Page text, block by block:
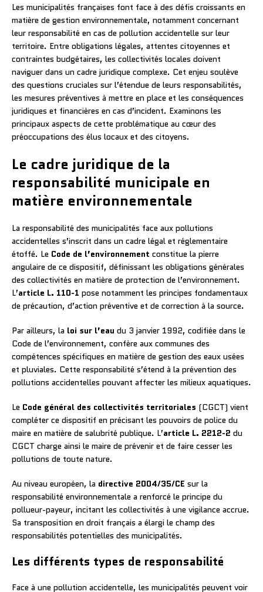
Les municipalités françaises font face à des défis croissants en
matière de gestion environnementale, notamment concernant
leur responsabilité en cas de pollution accidentelle sur leur
territoire. Entre obligations légales, attentes citoyennes et
contraintes budgétaires, les collectivités locales doivent
naviguer dans un cadre juridique complexe. Cet enjeu soulève
des questions cruciales sur l’étendue de leurs responsabilités,
les mesures préventives à mettre en place et les conséquences
juridiques et financières en cas d’incident. Examinons les
principaux aspects de cette problématique au cœur des
préoccupations des élus locaux et des citoyens.
Le cadre juridique de la
responsabilité municipale en
matière environnementale
La responsabilité des municipalités face aux pollutions
accidentelles s’inscrit dans un cadre légal et réglementaire
étoffé. Le Code de l’environnement constitue la pierre
angulaire de ce dispositif, définissant les obligations générales
des collectivités en matière de protection de l’environnement.
L’article L. 110-1 pose notamment les principes fondamentaux
de précaution, d’action préventive et de correction à la source.
Par ailleurs, la loi sur l’eau du 3 janvier 1992, codifiée dans le
Code de l’environnement, confère aux communes des
compétences spécifiques en matière de gestion des eaux usées
et pluviales. Cette responsabilité s’étend à la prévention des
pollutions accidentelles pouvant affecter les milieux aquatiques.
Le Code général des collectivités territoriales (CGCT) vient
compléter ce dispositif en précisant les pouvoirs de police du
maire en matière de salubrité publique. L’article L. 2212-2 du
CGCT charge ainsi le maire de prévenir et de faire cesser les
pollutions de toute nature.
Au niveau européen, la directive 2004/35/CE sur la
responsabilité environnementale a renforcé le principe du
pollueur-payeur, incitant les collectivités à une vigilance accrue.
Sa transposition en droit français a élargi le champ des
responsabilités potentielles des municipalités.
Les différents types de responsabilité
Face à une pollution accidentelle, les municipalités peuvent voir